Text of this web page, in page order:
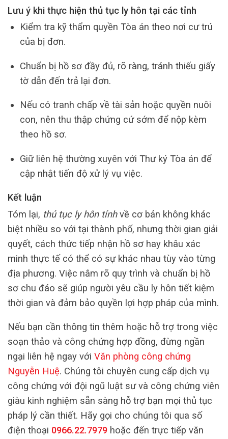
Lưu ý khi thực hiện thủ tục ly hôn tại các tỉnh
Kiểm tra kỹ thẩm quyền Tòa án theo nơi cư trú
của bị đơn.
Chuẩn bị hồ sơ đầy đủ, rõ ràng, tránh thiếu giấy
tờ dẫn đến trả lại đơn.
Nếu có tranh chấp về tài sản hoặc quyền nuôi
con, nên thu thập chứng cứ sớm để nộp kèm
theo hồ sơ.
Giữ liên hệ thường xuyên với Thư ký Tòa án để
cập nhật tiến độ xử lý vụ việc.
Kết luận
Tóm lại, thủ tục ly hôn tỉnhvề cơ bản không khác
biệt nhiều so với tại thành phố, nhưng thời gian giải
quyết, cách thức tiếp nhận hồ sơ hay khâu xác
minh thực tế có thể có sự khác nhau tùy vào từng
địa phương. Việc nắm rõ quy trình và chuẩn bị hồ
sơ chu đáo sẽ giúp người yêu cầu ly hôn tiết kiệm
thời gian và đảm bảo quyền lợi hợp pháp của mình.
Nếu bạn cần thông tin thêm hoặc hỗ trợ trong việc
soạn thảo và công chứng hợp đồng, đừng ngần
ngại liên hệ ngay với Văn phòng công chứng
Nguyễn Huệ. Chúng tôi chuyên cung cấp dịch vụ
công chứng với đội ngũ luật sư và công chứng viên
giàu kinh nghiệm sẵn sàng hỗ trợ bạn mọi thủ tục
pháp lý cần thiết. Hãy gọi cho chúng tôi qua số
điện thoại 0966.22.7979 hoặc đến trực tiếp văn